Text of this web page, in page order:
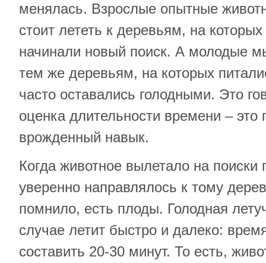
менялась. Взрослые опытные
стоит лететь к деревьям, на
начинали новый поиск. А молодые
тем же деревьям, на которых
часто оставались голодными. Это
оценка длительности времени – это
врожденный навык.
Когда животное вылетало на
уверенно направлялось к тому
помнило, есть плоды. Голодная
случае летит быстро и далеко:
составить 20-30 минут. То есть,